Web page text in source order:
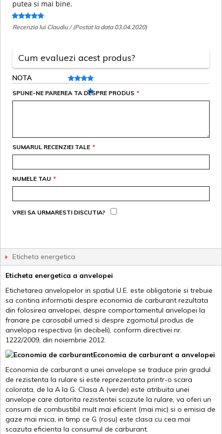
putea si mai bine.
Recenzia lui Claudiu / (Postat la data 03.04.2020)
Cum evaluezi acest produs?
NOTA
*
SPUNE-NE PAREREA TA DESPRE PRODUS
*
SUMARUL RECENZIEI TALE
*
NUMELE TAU
VREI SA URMARESTI DISCUTIA?
Eticheta energetica
Eticheta energetica a anvelopei
Etichetarea anvelopelor in spatiul U.E. este obligatorie si trebuie
sa contina informatii despre economia de carburant rezultata
din folosirea anvelopei, despre comportamentul anvelopei la
franare pe carosabil umed si despre zgomotul produs de
anvelopa respectiva (in decibeli), conform directivei nr.
1222/2009, din noiembrie 2012.
Economia de carburant a anvelopei
Economia de carburant a unei anvelope se traduce prin gradul
de rezistenta la rulare si este reprezentata printr-o scara
colorata, de la A la G. Clasa A (verde) este atribuita unei
anvelope care datorita rezistentei scazute la rulare, va oferi un
consum de combustibil mult mai eficient (mai mic) si o emisia de
gaze mai mica, in timp ce G (rosu) este clasa cu cea mai
scazuta eficienta la consumul de carburant.